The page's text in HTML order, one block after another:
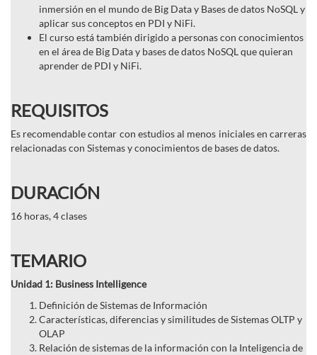
inmersión en el mundo de Big Data y Bases de datos NoSQL y
aplicar sus conceptos en PDI y NiFi.
El curso está también dirigido a personas con conocimientos
en el área de Big Data y bases de datos NoSQL que quieran
aprender de PDI y NiFi.
REQUISITOS
Es recomendable contar con estudios al menos iniciales en carreras
relacionadas con Sistemas y conocimientos de bases de datos.
DURACIÓN
16 horas, 4 clases
TEMARIO
Unidad 1: Business Intelligence
Definición de Sistemas de Información
Características, diferencias y similitudes de Sistemas OLTP y
OLAP
Relación de sistemas de la información con la Inteligencia de